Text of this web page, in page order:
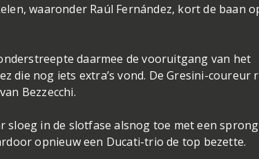
waaronder Raúl Fernández, kort de baan
daarmee de vooruitgang van het
die nog iets extra’s vond. De Gresini-coureur
Bezzecchi.
sloeg in de slotfase alsnog toe met een sprong
opnieuw een Ducati-trio de top bezette.